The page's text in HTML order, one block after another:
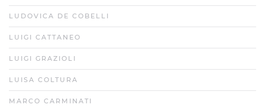
LUDOVICA DE COBELLI
LUIGI CATTANEO
LUIGI GRAZIOLI
LUISA COLTURA
MARCO CARMINATI